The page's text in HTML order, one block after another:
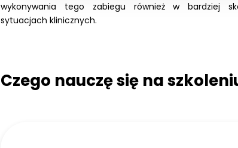
wykonywania tego zabiegu również w bardziej
sytuacjach klinicznych.
Czego nauczę się na